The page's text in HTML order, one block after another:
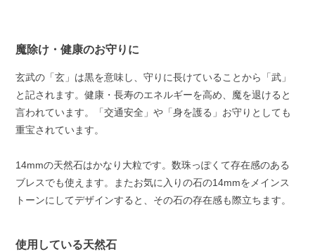
魔除け・健康のお守りに
玄武の「玄」は黒を意味し、守りに長けていることから「武」
と記されます。健康・長寿のエネルギーを高め、魔を退けると
言われています。「交通安全」や「身を護る」お守りとしても
重宝されています。
14mmの天然石はかなり大粒です。数珠っぽくて存在感のある
ブレスでも使えます。またお気に入りの石の14mmをメインス
トーンにしてデザインすると、その石の存在感も際立ちます。
使用している天然石